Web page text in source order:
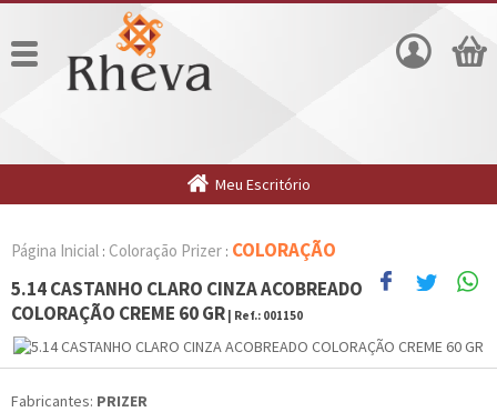
Meu Escritório
Página Inicial : Coloração Prizer : COLORAÇÃO
5.14 CASTANHO CLARO CINZA ACOBREADO
COLORAÇÃO CREME 60 GR | Ref.: 001150
Fabricantes: PRIZER